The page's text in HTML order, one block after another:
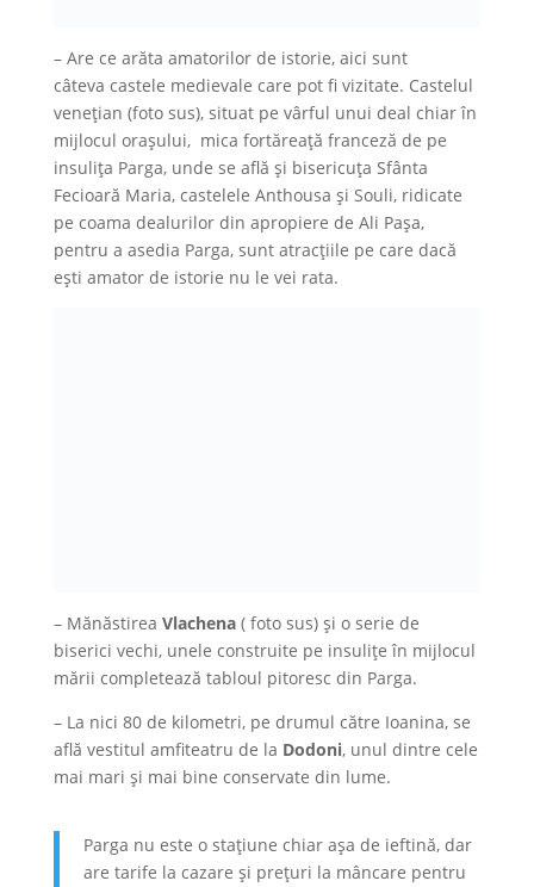
– Are ce arăta amatorilor de istorie, aici sunt
câteva castele medievale care pot fi vizitate. Castelul
venețian (foto sus), situat pe vârful unui deal chiar în
mijlocul orașului, mica fortăreață franceză de pe
insulița Parga, unde se află și bisericuța Sfânta
Fecioară Maria, castelele Anthousa și Souli, ridicate
pe coama dealurilor din apropiere de Ali Pașa,
pentru a asedia Parga, sunt atracțiile pe care dacă
ești amator de istorie nu le vei rata.
– Mănăstirea Vlachena( foto sus) și o serie de
biserici vechi, unele construite pe insulițe în mijlocul
mării completează tabloul pitoresc din Parga.
– La nici 80 de kilometri, pe drumul către Ioanina, se
află vestitul amfiteatru de la Dodoni, unul dintre cele
mai mari și mai bine conservate din lume.
Parga nu este o stațiune chiar așa de ieftină, dar
are tarife la cazare și prețuri la mâncare pentru